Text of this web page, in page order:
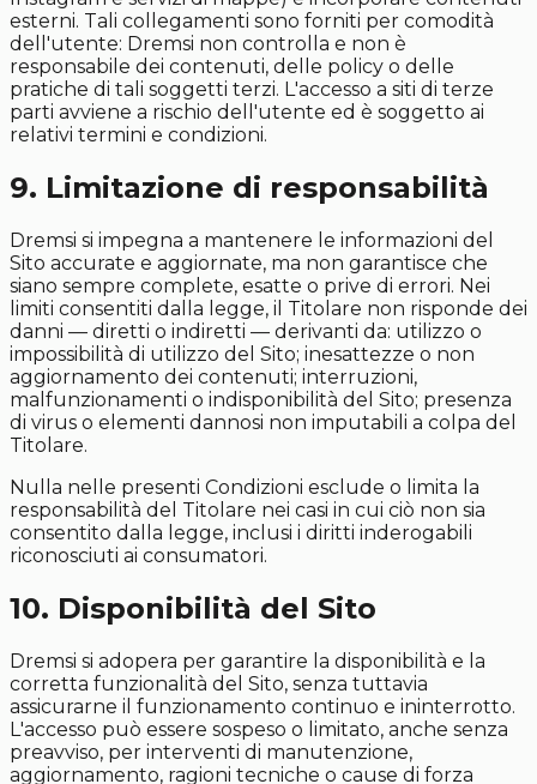
esterni. Tali collegamenti sono forniti per comodità
dell'utente: Dremsi non controlla e non è
responsabile dei contenuti, delle policy o delle
pratiche di tali soggetti terzi. L'accesso a siti di terze
parti avviene a rischio dell'utente ed è soggetto ai
relativi termini e condizioni.
9. Limitazione di responsabilità
Dremsi si impegna a mantenere le informazioni del
Sito accurate e aggiornate, ma non garantisce che
siano sempre complete, esatte o prive di errori. Nei
limiti consentiti dalla legge, il Titolare non risponde dei
danni — diretti o indiretti — derivanti da: utilizzo o
impossibilità di utilizzo del Sito; inesattezze o non
aggiornamento dei contenuti; interruzioni,
malfunzionamenti o indisponibilità del Sito; presenza
di virus o elementi dannosi non imputabili a colpa del
Titolare.
Nulla nelle presenti Condizioni esclude o limita la
responsabilità del Titolare nei casi in cui ciò non sia
consentito dalla legge, inclusi i diritti inderogabili
riconosciuti ai consumatori.
10. Disponibilità del Sito
Dremsi si adopera per garantire la disponibilità e la
corretta funzionalità del Sito, senza tuttavia
assicurarne il funzionamento continuo e ininterrotto.
L'accesso può essere sospeso o limitato, anche senza
preavviso, per interventi di manutenzione,
aggiornamento, ragioni tecniche o cause di forza